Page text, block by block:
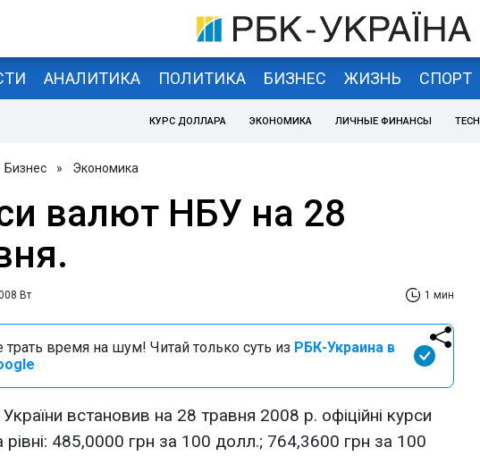
АНАЛИТИКА ПОЛИТИКА БИЗНЕС ЖИЗНЬ СПОРТ
КУРС ДОЛЛАРА ЭКОНОМИКА ЛИЧНЫЕ ФИНАНСЫ TECH
Бизнес » Экономика
валют НБУ на 28
Вт 1 мин
трать время на шум! Читай только суть из РБК-Украина в
встановив на 28 травня 2008 р. офіційні курси
рівні: 485,0000 грн за 100 долл.; 764,3600 грн за 100